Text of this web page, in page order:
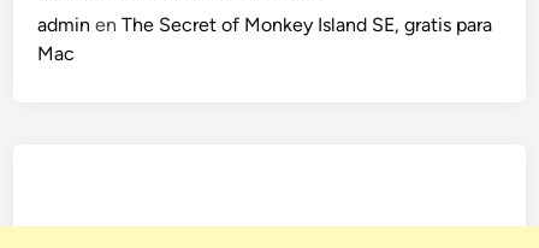
admin enThe Secret of Monkey Island SE, gratis para
Mac